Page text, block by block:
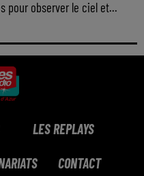
pour observer le ciel et...
LES REPLAYS
CONTACT